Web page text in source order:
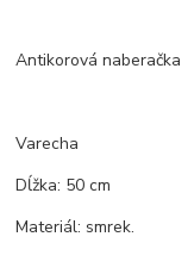
Antikorová naberačka
Varecha
Dĺžka: 50 cm
Materiál: smrek.